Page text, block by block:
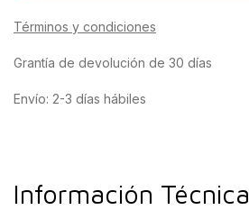
Términos y condiciones
Grantía de devolución de 30 días
Envío: 2-3 días hábiles
Información Técnica